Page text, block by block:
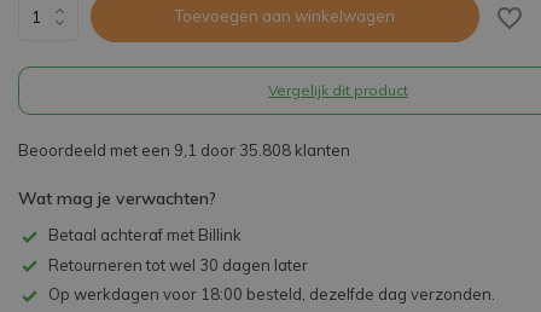
Toevoegen aan winkelwagen
Vergelijk dit product
Beoordeeld met een 9,1 door 35.808 klanten
Wat mag je verwachten?
Betaal achteraf met Billink
Retourneren tot wel 30 dagen later
Op werkdagen voor 18:00 besteld, dezelfde dag verzonden.